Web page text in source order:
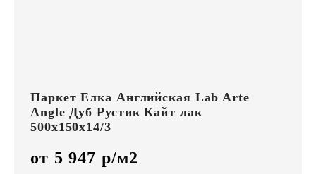
Паркет Елка Английская Lab Arte
Angle Дуб Рустик Кайт лак
500х150х14/3
от 5 947 р/м2